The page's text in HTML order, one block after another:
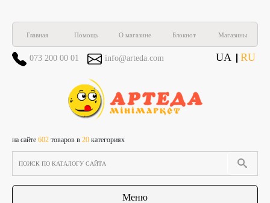
Главная Помощь О магазине Блокнот Магазины
UA RU
073 200 00 01 info@arteda.com
на сайте 602 товаров в 20 категориях
Меню